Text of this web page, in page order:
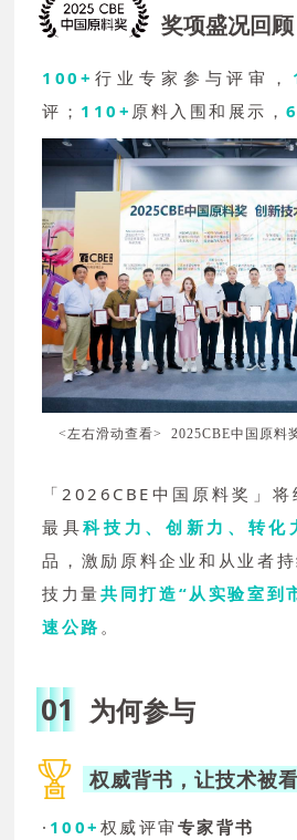
奖项盛况回顾
100+ 行业专家参与评审，
评； 110+ 原料入围和展示，
<左右滑动查看> 2025CBE中国原料
「2026CBE中国原料奖」
最具科技力、创新力、转化
品，激励原料企业和从业者
技力量共同打造“从实验室到
速公路 。
01 为何参与
权威背书，让技术被
· 100+ 权威评审 专家背书